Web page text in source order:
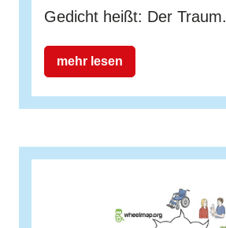
Gedicht heißt: Der Traum.
mehr lesen